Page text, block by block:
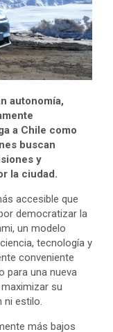
autonomía,
a Chile como
buscan
y
la ciudad.
accesible que
democratizar la
un modelo
tecnología y
conveniente
para una nueva
su
ni estilo.
más bajos